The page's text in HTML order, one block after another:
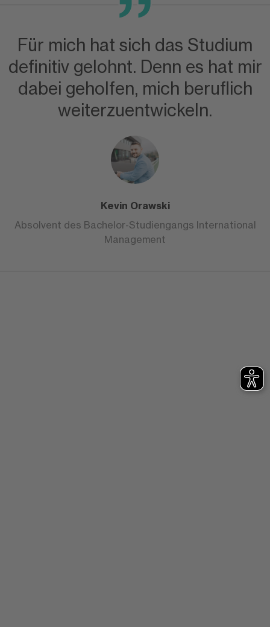
Für mich hat sich das Studium
definitiv gelohnt. Denn es hat mir
dabei geholfen, mich beruflich
weiterzuentwickeln.
Kevin Orawski
Absolvent des Bachelor-Studiengangs International
Management